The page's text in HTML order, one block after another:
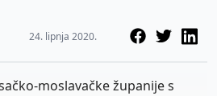
24. lipnja 2020.
moslavačke županije s